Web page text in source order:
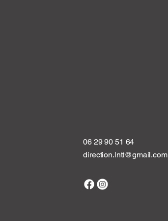
06 29 90 51 64
direction.lntt@gmail.com